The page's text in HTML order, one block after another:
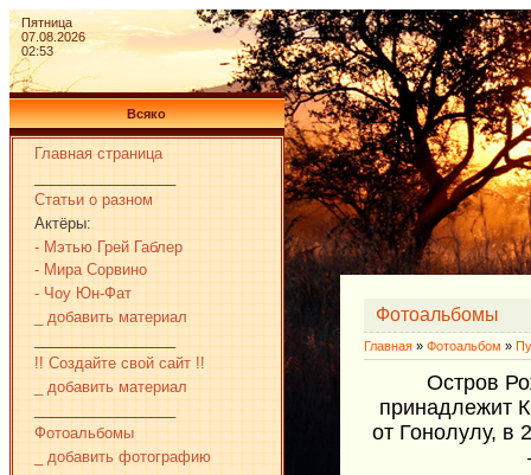
Пятница
07.08.2026
02:53
Всяко
Главная страница
Статьи о разном
Актёры:
- Мэтью Грей Габлер
- Мира Сорвино
- Чоу Юн-Фат
_ добавить материал
!! Создайте свой сайт !!
_ добавить материал
Фотоальбомы
_ добавить фотографию
Фотоальбомы
Главная » Фотоальбом »
Остров
принадлежит
от Гонолулу,